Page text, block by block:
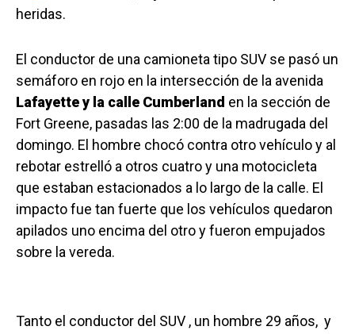
heridas.
El conductor de una camioneta tipo SUV se pasó un
semáforo en rojo en la intersección de la avenida
Lafayette y la calle Cumberland en la sección de
Fort Greene, pasadas las 2:00 de la madrugada del
domingo. El hombre chocó contra otro vehículo y al
rebotar estrelló a otros cuatro y una motocicleta
que estaban estacionados a lo largo de la calle. El
impacto fue tan fuerte que los vehículos quedaron
apilados uno encima del otro y fueron empujados
sobre la vereda.
Tanto el conductor del SUV , un hombre 29 años, y